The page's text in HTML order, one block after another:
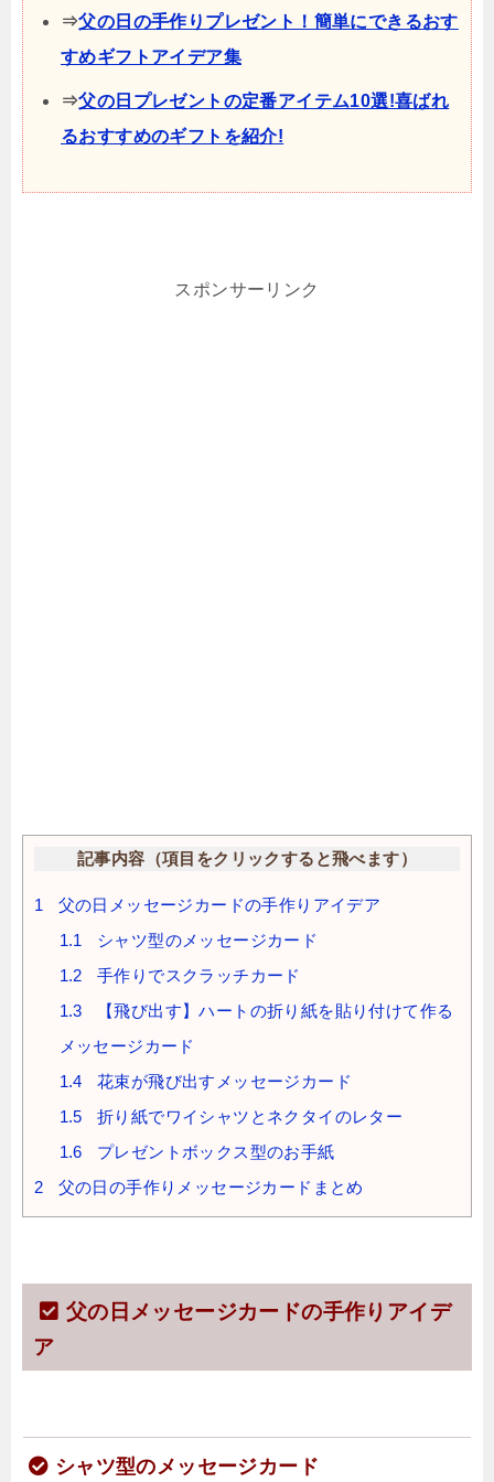
⇒父の日の手作りプレゼント！簡単にできるおす
すめギフトアイデア集
⇒父の日プレゼントの定番アイテム10選!喜ばれ
るおすすめのギフトを紹介!
スポンサーリンク
記事内容（項目をクリックすると飛べます）
1 父の日メッセージカードの手作りアイデア
1.1
シャツ型のメッセージカード
1.2 手作りでスクラッチカード
1.3 【飛び出す】ハートの折り紙を貼り付けて作る
メッセージカード
1.4 花束が飛び出すメッセージカード
1.5 折り紙でワイシャツとネクタイのレター
1.6 プレゼントボックス型のお手紙
2 父の日の手作りメッセージカードまとめ
父の日メッセージカードの手作りアイデ
ア
シャツ型のメッセージカード